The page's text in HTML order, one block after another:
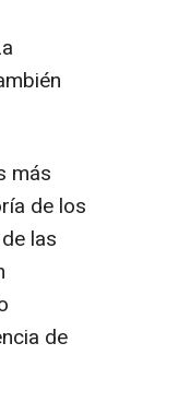
más
de los
las
de